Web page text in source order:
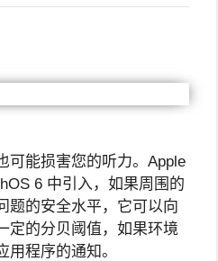
可能损害您的听力。Apple
6 中引入，如果周围的
题的安全水平，它可以向
定的分贝阈值，如果环境
程序的通知。